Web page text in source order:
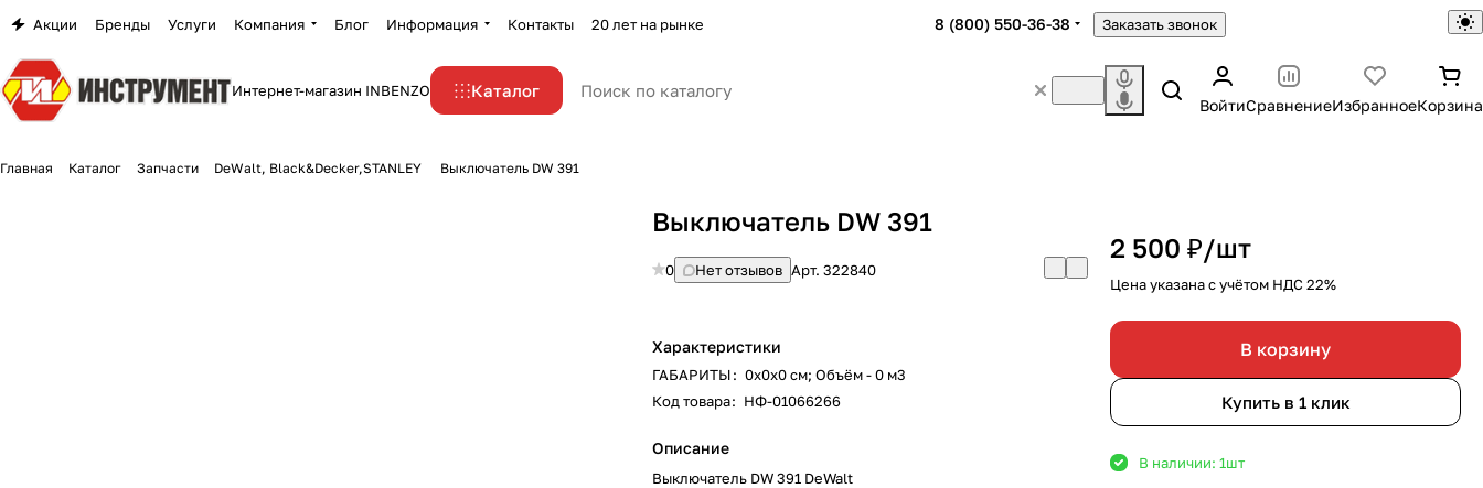
Акции Бренды Услуги Компания Блог Информация Контакты 20 лет на рынке 8 (800) 550-36-38 Заказать звонок
Интернет-магазин INBENZO Каталог
ВойтиСравнениеИзбранноеКорзина
Главная Каталог Запчасти DeWalt, Black&Decker,STANLEY Выключатель DW 391
Выключатель DW 391
0 Нет отзывов Арт.322840
Характеристики
ГАБАРИТЫ: 0х0х0 см; Объём - 0 м3
Код товара: НФ-01066266
Описание
Выключатель DW 391 DeWalt
2 500 ₽/шт
Цена указана с учётом НДС 22%
В корзину
Купить в 1 клик
В наличии: 1шт